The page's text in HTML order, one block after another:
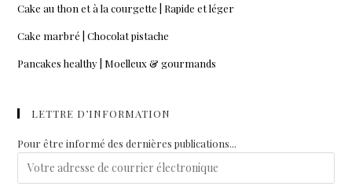
Cake au thon et à la courgette | Rapide et léger
Cake marbré | Chocolat pistache
Pancakes healthy | Moelleux & gourmands
LETTRE D’INFORMATION
Pour être informé des dernières publications...